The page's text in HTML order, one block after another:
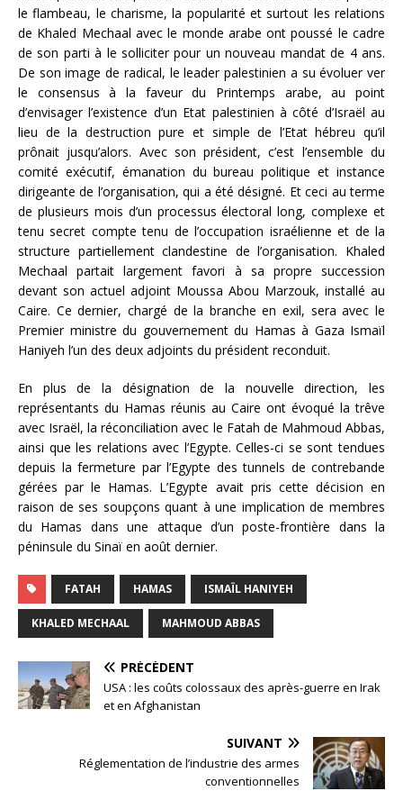
le flambeau, le charisme, la popularité et surtout les relations
de Khaled Mechaal avec le monde arabe ont poussé le cadre
de son parti à le solliciter pour un nouveau mandat de 4 ans.
De son image de radical, le leader palestinien a su évoluer ver
le consensus à la faveur du Printemps arabe, au point
d’envisager l’existence d’un Etat palestinien à côté d’Israël au
lieu de la destruction pure et simple de l’Etat hébreu qu’il
prônait jusqu’alors. Avec son président, c’est l’ensemble du
comité exécutif, émanation du bureau politique et instance
dirigeante de l’organisation, qui a été désigné. Et ceci au terme
de plusieurs mois d’un processus électoral long, complexe et
tenu secret compte tenu de l’occupation israélienne et de la
structure partiellement clandestine de l’organisation. Khaled
Mechaal partait largement favori à sa propre succession
devant son actuel adjoint Moussa Abou Marzouk, installé au
Caire. Ce dernier, chargé de la branche en exil, sera avec le
Premier ministre du gouvernement du Hamas à Gaza Ismaïl
Haniyeh l’un des deux adjoints du président reconduit.
En plus de la désignation de la nouvelle direction, les
représentants du Hamas réunis au Caire ont évoqué la trêve
avec Israël, la réconciliation avec le Fatah de Mahmoud Abbas,
ainsi que les relations avec l’Egypte. Celles-ci se sont tendues
depuis la fermeture par l’Egypte des tunnels de contrebande
gérées par le Hamas. L’Egypte avait pris cette décision en
raison de ses soupçons quant à une implication de membres
du Hamas dans une attaque d’un poste-frontière dans la
péninsule du Sinaï en août dernier.
FATAH HAMAS ISMAÏL HANIYEH
KHALED MECHAAL MAHMOUD ABBAS
PRÉCÉDENT
USA : les coûts colossaux des après-guerre en Irak
et en Afghanistan
SUIVANT
Réglementation de l’industrie des armes
conventionnelles